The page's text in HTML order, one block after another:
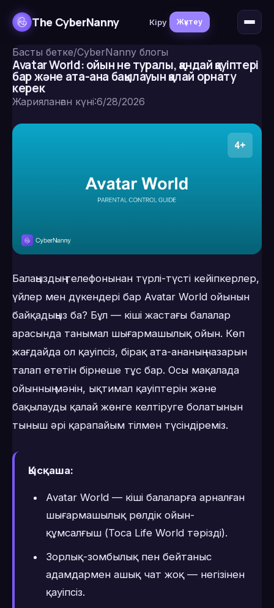
The CyberNanny Кіру Жүктеу
Басты бетке/CyberNanny блогы
Avatar World: ойын не туралы, қандай қауіптері
бар және ата-ана бақылауын қалай орнату
керек
Жарияланған күні:6/28/2026
Балаңыздың телефонынан түрлі-түсті кейіпкерлер,
үйлер мен дүкендері бар Avatar World ойынын
байқадыңыз ба? Бұл — кіші жастағы балалар
арасында танымал шығармашылық ойын. Көп
жағдайда ол қауіпсіз, бірақ ата-ананың назарын
талап ететін бірнеше тұс бар. Осы мақалада
ойынның мәнін, ықтимал қауіптерін және
бақылауды қалай жөнге келтіруге болатынын
тыныш әрі қарапайым тілмен түсіндіреміз.
Қысқаша:
Avatar World — кіші балаларға арналған
шығармашылық рөлдік ойын-
құмсалғыш (Toca Life World тәрізді).
Зорлық-зомбылық пен бейтаныс
адамдармен ашық чат жоқ — негізінен
қауіпсіз.